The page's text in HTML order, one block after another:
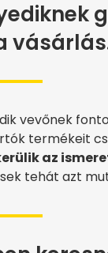
vevőnek
termékeit
az
tehát azt